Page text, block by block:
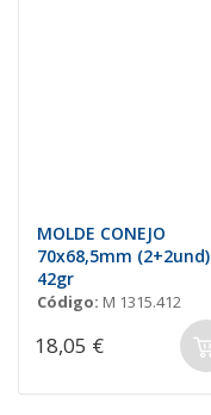
MOLDE CONEJO
70x68,5mm (2+2und)
42gr
Código: M 1315.412
18,05 €